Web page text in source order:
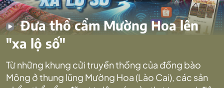
Đưa thổ cẩm Mường Hoa lên
"xa lộ số"
Từ những khung cửi truyền thống của đồng bào
Mông ở thung lũng Mường Hoa (Lào Cai), các sản